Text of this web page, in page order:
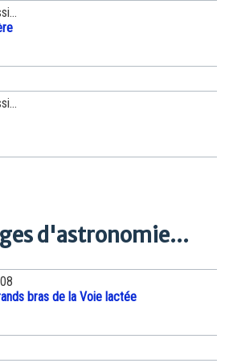
d'astronomie...
bras de la Voie lactée